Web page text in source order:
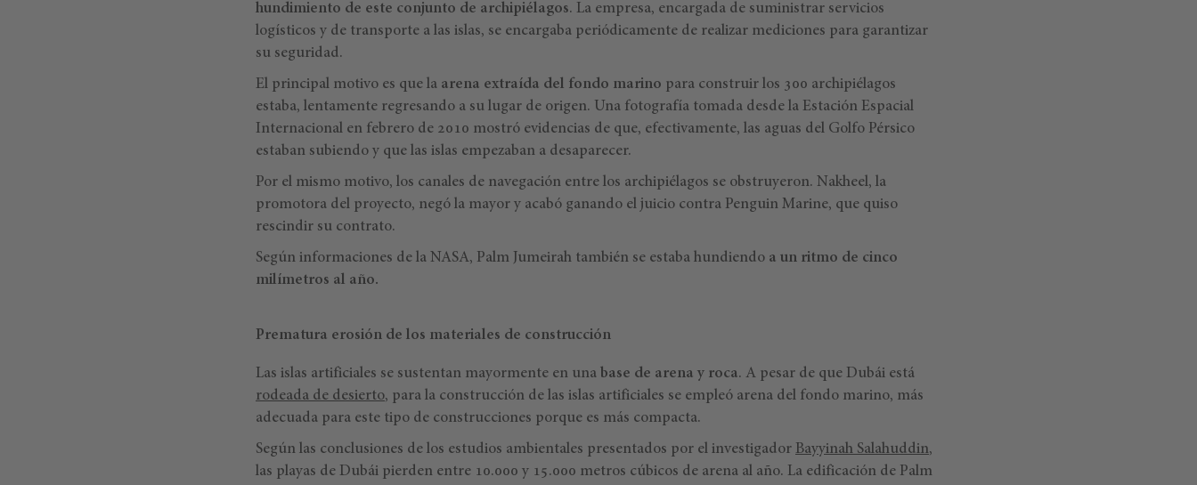
hundimiento de este conjunto de archipiélagos. La empresa, encargada de suministrar servicios
logísticos y de transporte a las islas, se encargaba periódicamente de realizar mediciones para garantizar
su seguridad.
El principal motivo es que la arena extraída del fondo marino para construir los 300 archipiélagos
estaba, lentamente regresando a su lugar de origen. Una fotografía tomada desde la Estación Espacial
Internacional en febrero de 2010 mostró evidencias de que, efectivamente, las aguas del Golfo Pérsico
estaban subiendo y que las islas empezaban a desaparecer.
Por el mismo motivo, los canales de navegación entre los archipiélagos se obstruyeron. Nakheel, la
promotora del proyecto, negó la mayor y acabó ganando el juicio contra Penguin Marine, que quiso
rescindir su contrato.
Según informaciones de la NASA, Palm Jumeirah también se estaba hundiendo a un ritmo de cinco
milímetros al año.
Prematura erosión de los materiales de construcción
Las islas artificiales se sustentan mayormente en una base de arena y roca. A pesar de que Dubái está
rodeada de desierto, para la construcción de las islas artificiales se empleó arena del fondo marino, más
adecuada para este tipo de construcciones porque es más compacta.
Según las conclusiones de los estudios ambientales presentados por el investigador Bayyinah Salahuddin,
las playas de Dubái pierden entre 10.000 y 15.000 metros cúbicos de arena al año. La edificación de Palm